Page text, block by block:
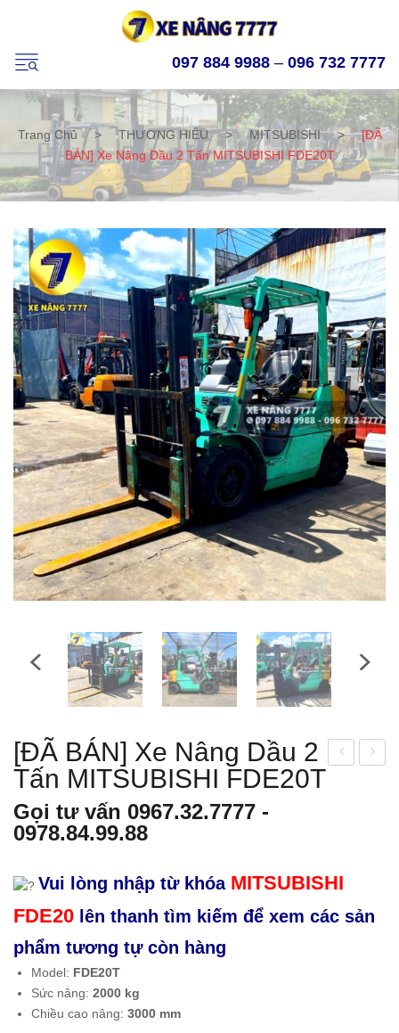
097 884 9988 – 096 732 7777
Trang Chủ > THƯƠNG HIỆU > MITSUBISHI >
[ĐÃ
BÁN] Xe Nâng Dầu 2 Tấn MITSUBISHI FDE20T
g
dầu
g
[ĐÃ BÁN] Xe Nâng Dầu 2
Tấn MITSUBISHI FDE20T
Gọi tư vấn 0967.32.7777 -
0978.84.99.88
Vui lòng nhập từ khóa MITSUBISHI
FDE20 lên thanh tìm kiếm để xem các sản
phẩm tương tự còn hàng
Model: FDE20T
Sức nâng: 2000 kg
Chiều cao nâng: 3000 mm